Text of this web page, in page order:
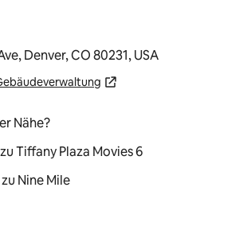
Denver, CO 80231, USA
Nähe?
Tiffany Plaza Movies 6
Nine Mile